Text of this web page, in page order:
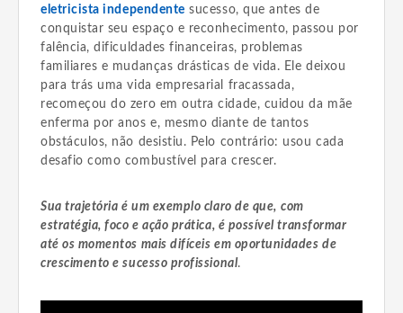
eletricista independente sucesso, que antes de
conquistar seu espaço e reconhecimento, passou por
falência, dificuldades financeiras, problemas
familiares e mudanças drásticas de vida. Ele deixou
para trás uma vida empresarial fracassada,
recomeçou do zero em outra cidade, cuidou da mãe
enferma por anos e, mesmo diante de tantos
obstáculos, não desistiu. Pelo contrário: usou cada
desafio como combustível para crescer.
Sua trajetória é um exemplo claro de que, com
estratégia, foco e ação prática, é possível transformar
até os momentos mais difíceis em oportunidades de
crescimento e sucesso profissional.